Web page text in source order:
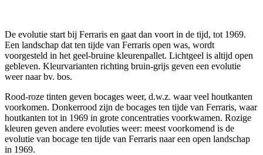
De evolutie start bij Ferraris en gaat dan voort in de tijd, tot 1969.
Een landschap dat ten tijde van Ferraris open was, wordt
voorgesteld in het geel-bruine kleurenpallet. Lichtgeel is altijd open
gebleven. Kleurvarianten richting bruin-grijs geven een evolutie
weer naar bv. bos.
Rood-roze tinten geven bocages weer, d.w.z. waar veel houtkanten
voorkomen. Donkerrood zijn de bocages ten tijde van Ferraris, waar
houtkanten tot in 1969 in grote concentraties voorkwamen. Rozige
kleuren geven andere evoluties weer: meest voorkomend is de
evolutie van bocage ten tijde van Ferraris naar een open landschap
in 1969.